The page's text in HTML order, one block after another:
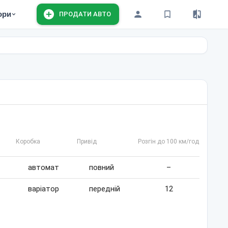
ПРОДАТИ АВТО
Коробка Привід Розгін до 100 км/год
автомат повний –
варіатор передній 12